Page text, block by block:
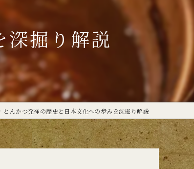
銘柄豚
ランチ
深掘り解説
とんかつ発祥の歴史と日本文化への歩みを深掘り解説